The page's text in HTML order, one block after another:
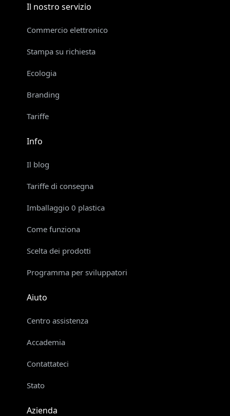
Il nostro servizio
Commercio elettronico
Stampa su richiesta
Ecologia
Branding
Tariffe
Info
Il blog
Tariffe di consegna
Imballaggio 0 plastica
Come funziona
Scelta dei prodotti
Programma per sviluppatori
Aiuto
Centro assistenza
Accademia
Contattateci
Stato
Azienda